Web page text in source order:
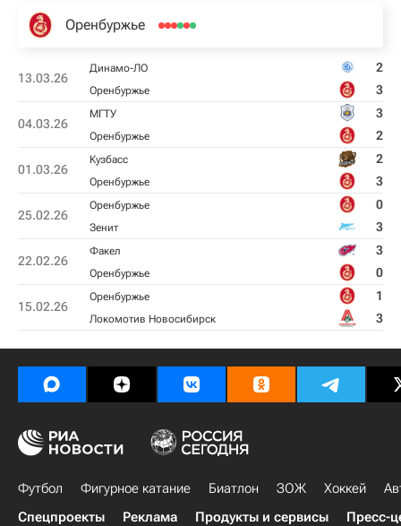
Оренбуржье
13.03.26
Динамо-ЛО 2
Оренбуржье 3
04.03.26
МГТУ 3
Оренбуржье 2
01.03.26
Кузбасс 2
Оренбуржье 3
25.02.26
Оренбуржье 0
Зенит 3
22.02.26
Факел 3
Оренбуржье 0
15.02.26
Оренбуржье 1
Локомотив Новосибирск 3
Футбол Фигурное катание Биатлон ЗОЖ Хоккей
Спецпроекты
Реклама Продукты и сервисы Пресс-